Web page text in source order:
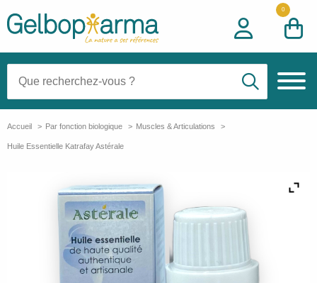
0
Accueil Par fonction biologique Muscles & Articulations
Huile Essentielle Katrafay Astérale